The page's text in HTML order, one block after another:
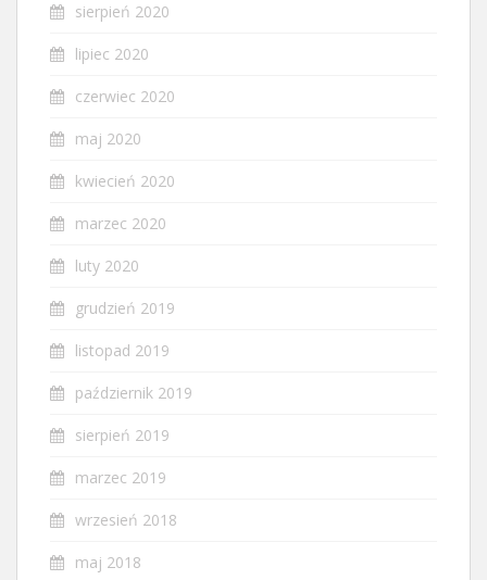
sierpień 2020
lipiec 2020
czerwiec 2020
maj 2020
kwiecień 2020
marzec 2020
luty 2020
grudzień 2019
listopad 2019
październik 2019
sierpień 2019
marzec 2019
wrzesień 2018
maj 2018